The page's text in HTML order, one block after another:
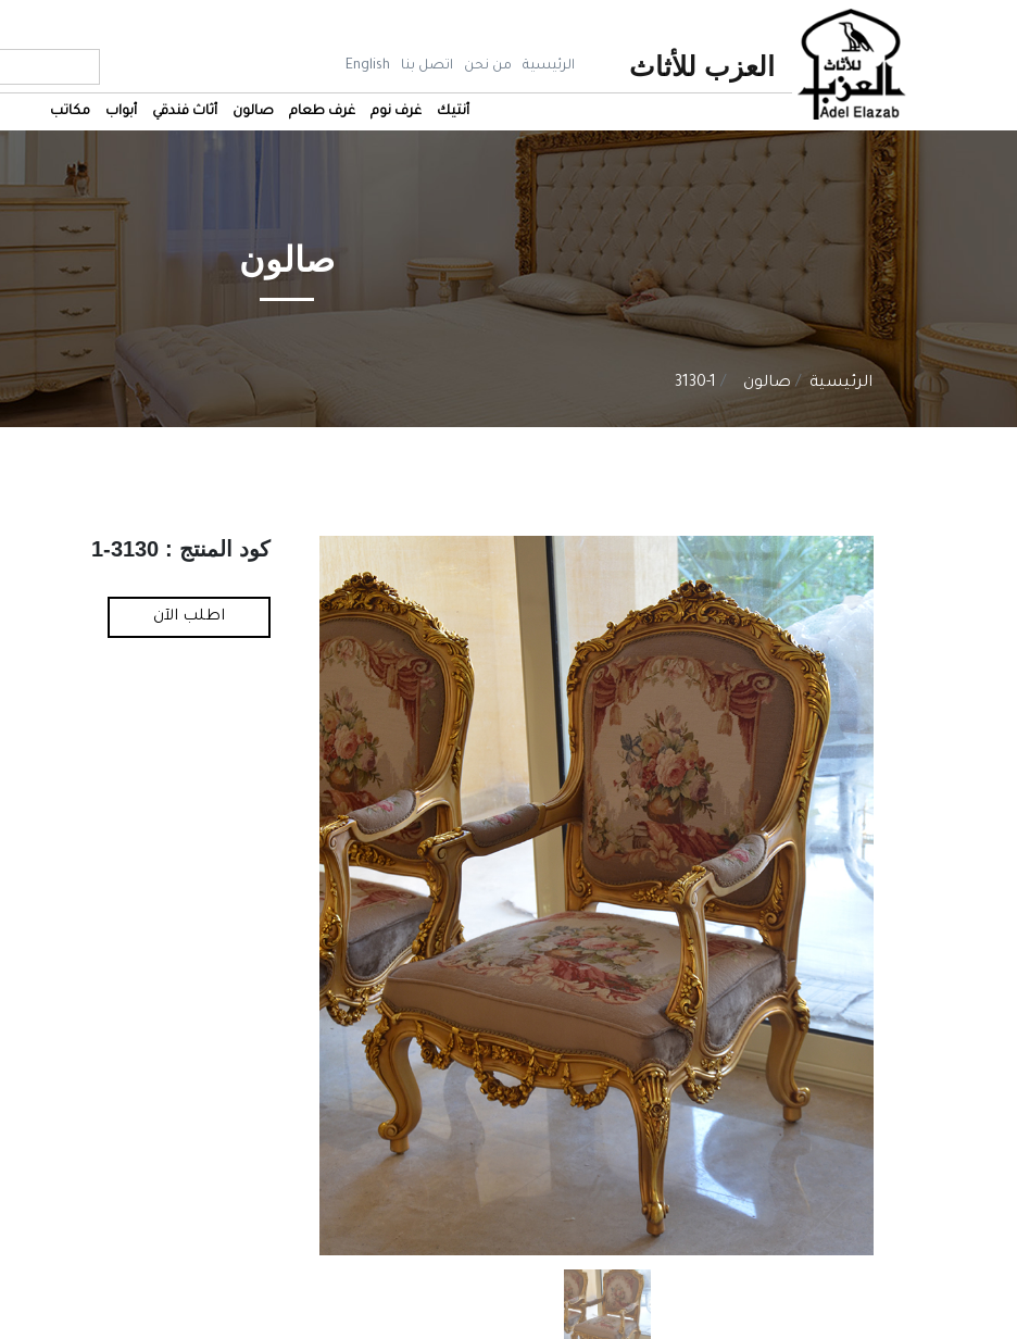
العزب للأثاث الرئيسية من نحن اتصل بنا English
أنتيك غرف نوم غرف طعام صالون أثاث فندقي أبواب مكاتب
صالون
الرئيسية صالون 3130-1
كود المنتج : 3130-1
اطلب الآن